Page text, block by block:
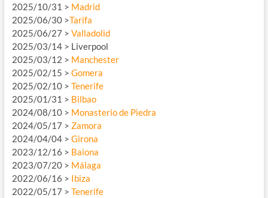
2025/10/31 > Madrid
2025/06/30 >Tarifa
2025/06/27 > Valladolid
2025/03/14 > Liverpool
2025/03/12 > Manchester
2025/02/15 > Gomera
2025/02/10 > Tenerife
2025/01/31 > Bilbao
2024/08/10 > Monasterio de Piedra
2024/05/17 > Zamora
2024/04/04 > Girona
2023/12/16 > Baiona
2023/07/20 > Málaga
2022/06/16 > Ibiza
2022/05/17 > Tenerife